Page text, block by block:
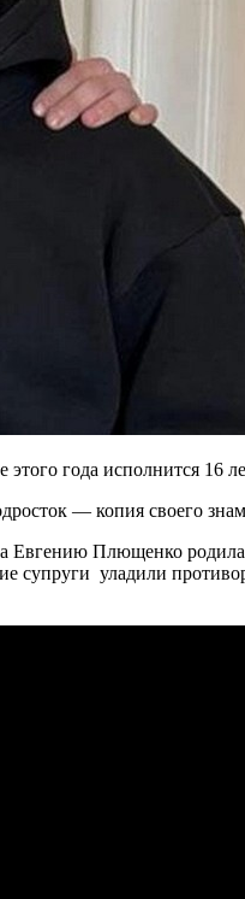
года исполнится 16
— копия своего
Плющенко родила
супруги уладили